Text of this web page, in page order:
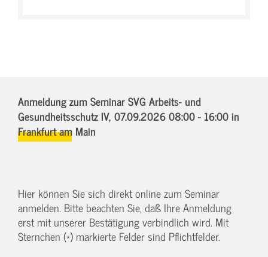
Anmeldung zum Seminar SVG Arbeits- und
Gesundheitsschutz IV, 07.09.2026 08:00 - 16:00in
Frankfurt am Main
Hier können Sie sich direkt online zum Seminar
anmelden. Bitte beachten Sie, daß Ihre Anmeldung
erst mit unserer Bestätigung verbindlich wird. Mit
Sternchen (*) markierte Felder sind Pflichtfelder.